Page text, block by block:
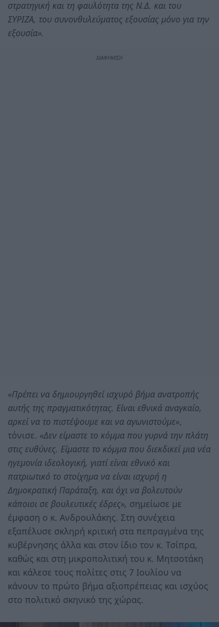
στρατηγική και τη φαυλότητα της Ν.Δ. και του
ΣΥΡΙΖΑ, του συνονθυλεύματος εξουσίας μόνο για την
εξουσία».
«Πρέπει να δημιουργηθεί ισχυρό βήμα ανατροπής
αυτής της πραγματικότητας. Είναι εθνικά αναγκαίο,
αρκεί να το πιστέψουμε και να αγωνιστούμε»,
τόνισε. «Δεν είμαστε το κόμμα που γυρνά την πλάτη
στις ευθύνες. Είμαστε το κόμμα που διεκδικεί μια νέα
ηγεμονία ιδεολογική, γιατί είναι εθνικό και
πατριωτικό το στοίχημα να είναι ισχυρή η
Δημοκρατική Παράταξη, και όχι να βολευτούν
κάποιοι σε βουλευτικές έδρες», σημείωσε με
έμφαση ο κ. Ανδρουλάκης. Στη συνέχεια
εξαπέλυσε σκληρή κριτική στα πεπραγμένα της
κυβέρνησης άλλα και στον ίδιο τον κ. Τσίπρα,
καθώς και στη μικροπολιτική του κ. Μητσοτάκη
και κάλεσε τους πολίτες στις 7 Ιουλίου να
κάνουν το πρώτο βήμα αξιοπρέπειας και ισχύος
στο πολιτικό σκηνικό της χώρας.